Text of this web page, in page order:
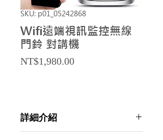
SKU: p01_05242868
Wifi遠端視訊監控無線
門鈴 對講機
NT$1,980.00Price
詳細介紹